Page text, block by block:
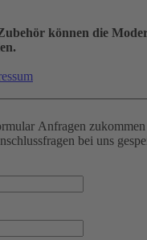
können die
Anfragen
bei uns